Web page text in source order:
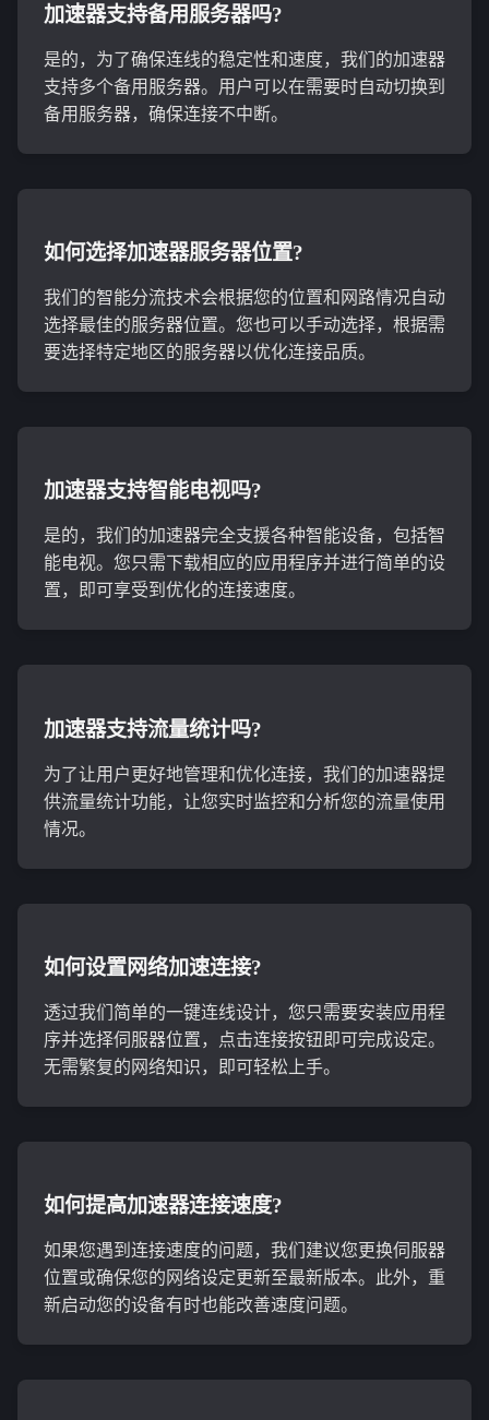
加速器支持备用服务器吗?
是的，为了确保连线的稳定性和速度，我们的加速器
支持多个备用服务器。用户可以在需要时自动切换到
备用服务器，确保连接不中断。
如何选择加速器服务器位置?
我们的智能分流技术会根据您的位置和网路情况自动
选择最佳的服务器位置。您也可以手动选择，根据需
要选择特定地区的服务器以优化连接品质。
加速器支持智能电视吗?
是的，我们的加速器完全支援各种智能设备，包括智
能电视。您只需下载相应的应用程序并进行简单的设
置，即可享受到优化的连接速度。
加速器支持流量统计吗?
为了让用户更好地管理和优化连接，我们的加速器提
供流量统计功能，让您实时监控和分析您的流量使用
情况。
如何设置网络加速连接?
透过我们简单的一键连线设计，您只需要安装应用程
序并选择伺服器位置，点击连接按钮即可完成设定。
无需繁复的网络知识，即可轻松上手。
如何提高加速器连接速度?
如果您遇到连接速度的问题，我们建议您更换伺服器
位置或确保您的网络设定更新至最新版本。此外，重
新启动您的设备有时也能改善速度问题。